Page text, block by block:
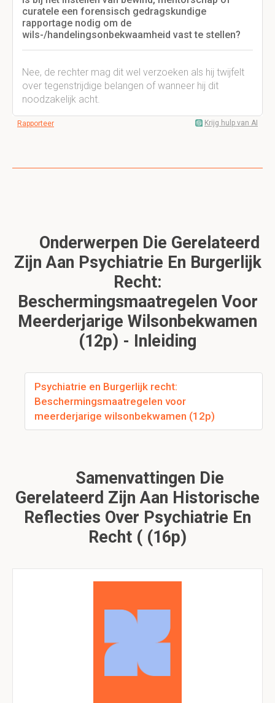
curatele een forensisch gedragskundige
rapportage nodig om de
wils-/handelingsonbekwaamheid vast te stellen?
Nee, de rechter mag dit wel verzoeken als hij twijfelt
over tegenstrijdige belangen of wanneer hij dit
noodzakelijk acht.
Rapporteer Krijg hulp van AI
Onderwerpen Die Gerelateerd
Zijn Aan Psychiatrie En Burgerlijk
Recht:
Beschermingsmaatregelen Voor
Meerderjarige Wilsonbekwamen
(12p) - Inleiding
Psychiatrie en Burgerlijk recht:
Beschermingsmaatregelen voor
meerderjarige wilsonbekwamen (12p)
Samenvattingen Die
Gerelateerd Zijn Aan Historische
Reflecties Over Psychiatrie En
Recht ( (16p)